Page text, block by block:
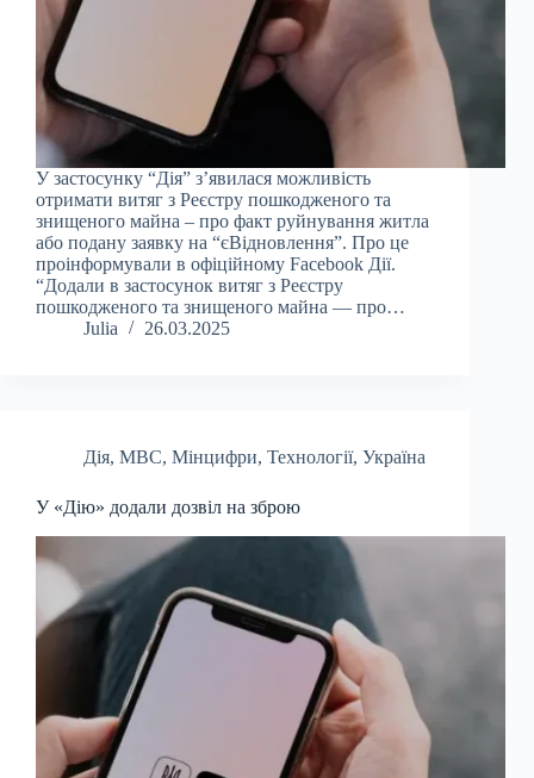
У застосунку “Дія” з’явилася можливість
отримати витяг з Реєстру пошкодженого та
знищеного майна – про факт руйнування житла
або подану заявку на “єВідновлення”. Про це
проінформували в офіційному Facebook Дії.
“Додали в застосунок витяг з Реєстру
пошкодженого та знищеного майна — про…
Julia
26.03.2025
Дія, МВС, Мінцифри, Технології, Україна
У «Дію» додали дозвіл на зброю